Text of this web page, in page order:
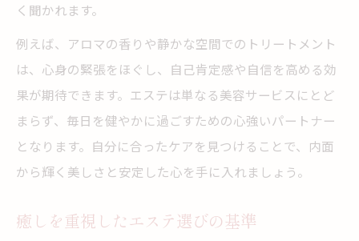
く聞かれます。
例えば、アロマの香りや静かな空間でのトリートメント
は、心身の緊張をほぐし、自己肯定感や自信を高める効
果が期待できます。エステは単なる美容サービスにとど
まらず、毎日を健やかに過ごすための心強いパートナー
となります。自分に合ったケアを見つけることで、内面
から輝く美しさと安定した心を手に入れましょう。
癒しを重視したエステ選びの基準